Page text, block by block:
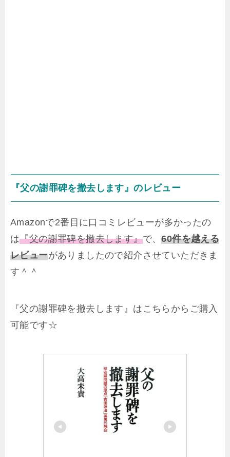
『父の謝罪碑を撤去します』のレビュー
Amazonで2番目に口コミレビューが多かったの
は『父の謝罪碑を撤去します』で、60件を越える
レビューがありましたので紹介させていただきま
す＾＾
『父の謝罪碑を撤去します』はこちらからご購入
可能です☆